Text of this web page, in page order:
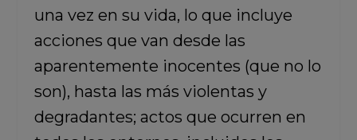
una vez en su vida, lo que incluye
acciones que van desde las
aparentemente inocentes (que no lo
son), hasta las más violentas y
degradantes; actos que ocurren en